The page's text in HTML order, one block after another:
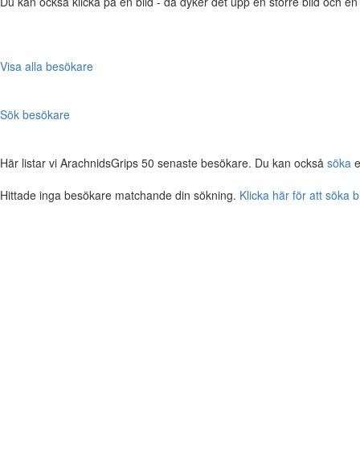
Visa alla besökare
Sök besökare
Här listar vi ArachnidsGrips 50 senaste besökare. Du kan också söka
Hittade inga besökare matchande din sökning. Klicka här för att söka